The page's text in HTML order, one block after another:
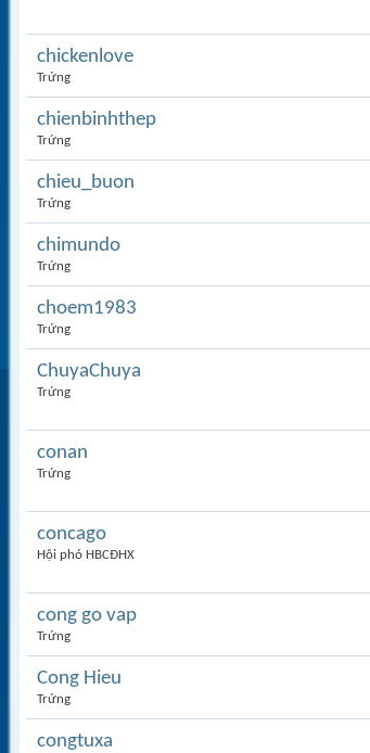
chickenlove
Trứng
chienbinhthep
Trứng
chieu_buon
Trứng
chimundo
Trứng
choem1983
Trứng
ChuyaChuya
Trứng
conan
Trứng
concago
Hội phó HBCĐHX
cong go vap
Trứng
Cong Hieu
Trứng
congtuxa